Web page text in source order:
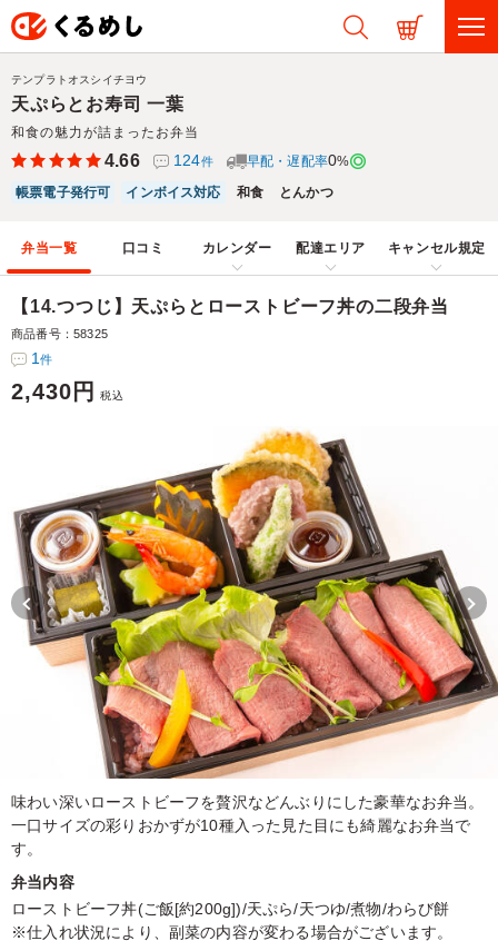
天ぷらとお寿司 一葉
和食の魅力が詰まったお弁当
テンプラトオスシイチヨウ
4.66 124件 早配・遅配率0%
帳票電子発行可
インボイス対応 和食 とんかつ
弁当一覧 口コミ カレンダー 配達エリア キャンセル規定
【14.つつじ】天ぷらとローストビーフ丼の二段弁当
商品番号：58325
1件
2,430円 税込
味わい深いローストビーフを贅沢などんぶりにした豪華なお弁当。
一口サイズの彩りおかずが10種入った見た目にも綺麗なお弁当で
す。
弁当内容
ローストビーフ丼(ご飯[約200g])/天ぷら/天つゆ/煮物/わらび餅
※仕入れ状況により、副菜の内容が変わる場合がございます。